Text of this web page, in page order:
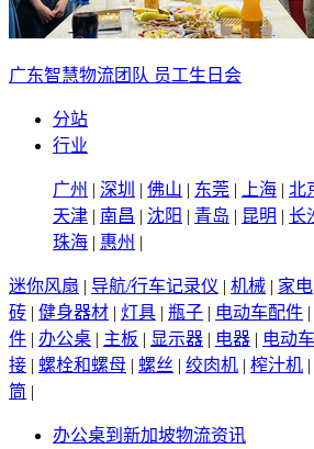
广东智慧物流团队 员工生日会
分站
行业
广州 | 深圳 | 佛山 | 东莞 | 上海 | 北
天津 | 南昌 | 沈阳 | 青岛 | 昆明 | 长
珠海 | 惠州 |
迷你风扇 | 导航/行车记录仪 | 机械 | 家电
砖 | 健身器材 | 灯具 | 瓶子 | 电动车配件 |
件 | 办公桌 | 主板 | 显示器 | 电器 | 电动车
接 | 螺栓和螺母 | 螺丝 | 绞肉机 | 榨汁机 |
筒 |
办公桌到新加坡物流资讯